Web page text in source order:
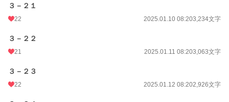
３－２１
22 2025.01.10 08:203,234文字
３－２２
21 2025.01.11 08:203,063文字
３－２３
22 2025.01.12 08:202,926文字